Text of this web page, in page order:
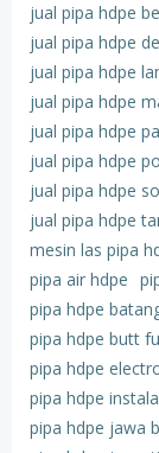
jual pipa hdpe
jual pipa hdpe
jual pipa hdpe
jual pipa hdpe
jual pipa hdpe
jual pipa hdpe
jual pipa hdpe
jual pipa hdpe
mesin las pipa
pipa air hdpe
pipa hdpe
pipa hdpe butt
pipa hdpe
pipa hdpe
pipa hdpe jawa